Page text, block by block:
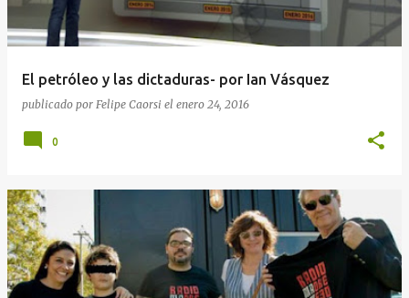
El petróleo y las dictaduras- por Ian Vásquez
publicado por Felipe Caorsi el enero 24, 2016
0